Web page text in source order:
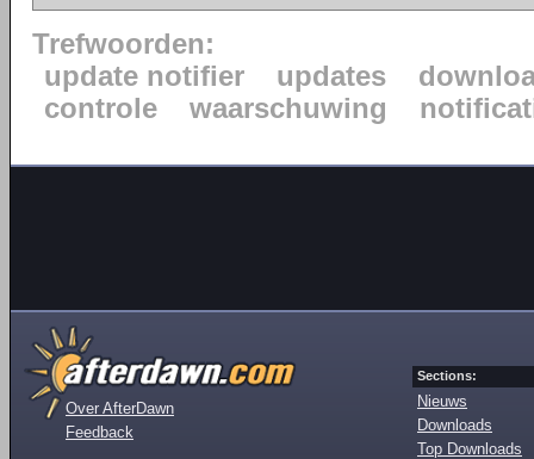
Trefwoorden:
update notifier
updates
controle
waarschuwing
Over AfterDawn
Feedback
Sections:
Nieuws
Downloads
Top Downloads